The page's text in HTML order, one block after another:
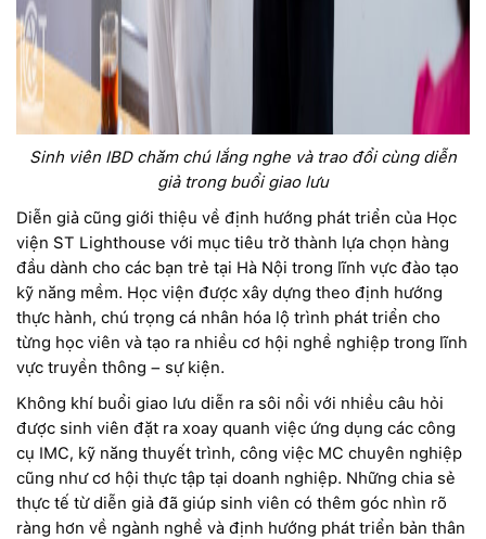
Sinh viên IBD chăm chú lắng nghe và trao đổi cùng diễn
giả trong buổi giao lưu
Diễn giả cũng giới thiệu về định hướng phát triển của Học
viện ST Lighthouse với mục tiêu trở thành lựa chọn hàng
đầu dành cho các bạn trẻ tại Hà Nội trong lĩnh vực đào tạo
kỹ năng mềm. Học viện được xây dựng theo định hướng
thực hành, chú trọng cá nhân hóa lộ trình phát triển cho
từng học viên và tạo ra nhiều cơ hội nghề nghiệp trong lĩnh
vực truyền thông – sự kiện.
Không khí buổi giao lưu diễn ra sôi nổi với nhiều câu hỏi
được sinh viên đặt ra xoay quanh việc ứng dụng các công
cụ IMC, kỹ năng thuyết trình, công việc MC chuyên nghiệp
cũng như cơ hội thực tập tại doanh nghiệp. Những chia sẻ
thực tế từ diễn giả đã giúp sinh viên có thêm góc nhìn rõ
ràng hơn về ngành nghề và định hướng phát triển bản thân